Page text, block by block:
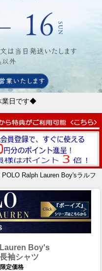
業日です◆
POLO Ralph Lauren Boy'sラルフ
Boy's
袖シャツ
定価格